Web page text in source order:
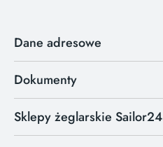
Dane adresowe
Dokumenty
Sklepy żeglarskie Sailor24